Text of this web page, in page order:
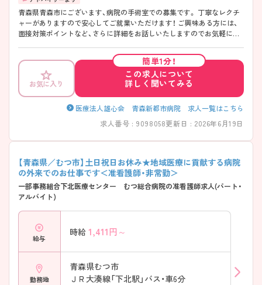
青森県青森市にございます、病院の手術室での募集です。 丁寧なレクチ
ャーがありますので安心してご就業いただけます！ ご興味ある方には、
面接対策ポイントなど、さらに詳細をお話しいたしますのでお気軽にご
お気に入り
簡単1分！
この求人について
詳しく聞いてみる
医療法人雄心会 青森新都市病院 求人一覧はこちら
求人番号 : 9098058更新日 : 2026年6月19日
【青森県／むつ市】土日祝日お休み★地域医療に貢献する病院
の外来でのお仕事です＜准看護師・非常勤＞
一部事務組合下北医療センター むつ総合病院の准看護師求人(パート・
アルバイト)
給与
時給 1,411円～
勤務地
青森県むつ市
ＪＲ大湊線「下北駅」バス・車6分